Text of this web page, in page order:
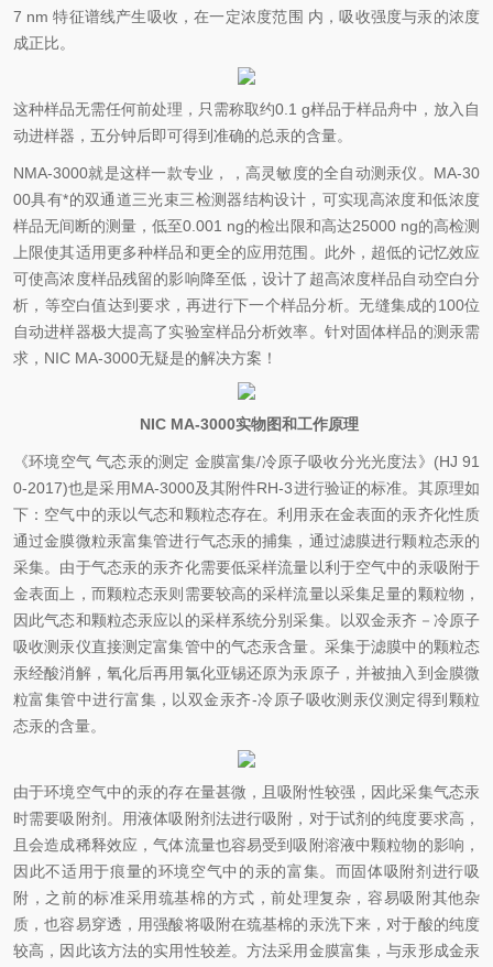
7 nm 特征谱线产生吸收，在一定浓度范围 内，吸收强度与汞的浓度
成正比。
这种样品无需任何前处理，只需称取约0.1 g样品于样品舟中，放入自
动进样器，五分钟后即可得到准确的总汞的含量。
NMA-3000就是这样一款专业，，高灵敏度的全自动测汞仪。MA-30
00具有*的双通道三光束三检测器结构设计，可实现高浓度和低浓度
样品无间断的测量，低至0.001 ng的检出限和高达25000 ng的高检测
上限使其适用更多种样品和更全的应用范围。此外，超低的记忆效应
可使高浓度样品残留的影响降至低，设计了超高浓度样品自动空白分
析，等空白值达到要求，再进行下一个样品分析。无缝集成的100位
自动进样器极大提高了实验室样品分析效率。针对固体样品的测汞需
求，NIC MA-3000无疑是的解决方案！
NIC MA-3000实物图和工作原理
《环境空气 气态汞的测定 金膜富集/冷原子吸收分光光度法》(HJ 91
0-2017)也是采用MA-3000及其附件RH-3进行验证的标准。其原理如
下：空气中的汞以气态和颗粒态存在。利用汞在金表面的汞齐化性质
通过金膜微粒汞富集管进行气态汞的捕集，通过滤膜进行颗粒态汞的
采集。由于气态汞的汞齐化需要低采样流量以利于空气中的汞吸附于
金表面上，而颗粒态汞则需要较高的采样流量以采集足量的颗粒物，
因此气态和颗粒态汞应以的采样系统分别采集。以双金汞齐－冷原子
吸收测汞仪直接测定富集管中的气态汞含量。采集于滤膜中的颗粒态
汞经酸消解，氧化后再用氯化亚锡还原为汞原子，并被抽入到金膜微
粒富集管中进行富集，以双金汞齐-冷原子吸收测汞仪测定得到颗粒
态汞的含量。
由于环境空气中的汞的存在量甚微，且吸附性较强，因此采集气态汞
时需要吸附剂。用液体吸附剂法进行吸附，对于试剂的纯度要求高，
且会造成稀释效应，气体流量也容易受到吸附溶液中颗粒物的影响，
因此不适用于痕量的环境空气中的汞的富集。而固体吸附剂进行吸
附，之前的标准采用巯基棉的方式，前处理复杂，容易吸附其他杂
质，也容易穿透，用强酸将吸附在巯基棉的汞洗下来，对于酸的纯度
较高，因此该方法的实用性较差。方法采用金膜富集，与汞形成金汞